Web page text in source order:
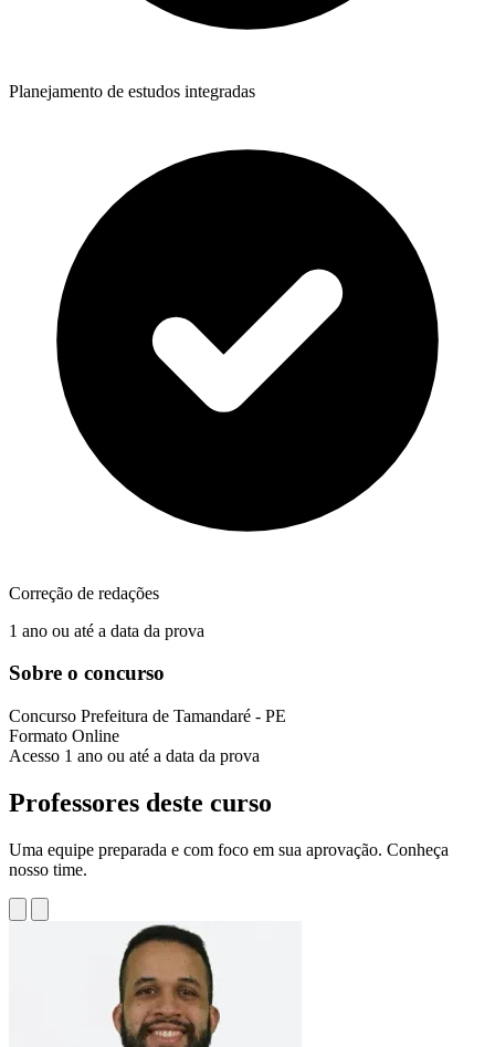
Planejamento de estudos integradas
Correção de redações
1 ano ou até a data da prova
Sobre o concurso
Concurso Prefeitura de Tamandaré - PE
Formato Online
Acesso 1 ano ou até a data da prova
Professores deste curso
Uma equipe preparada e com foco em sua aprovação. Conheça
nosso time.